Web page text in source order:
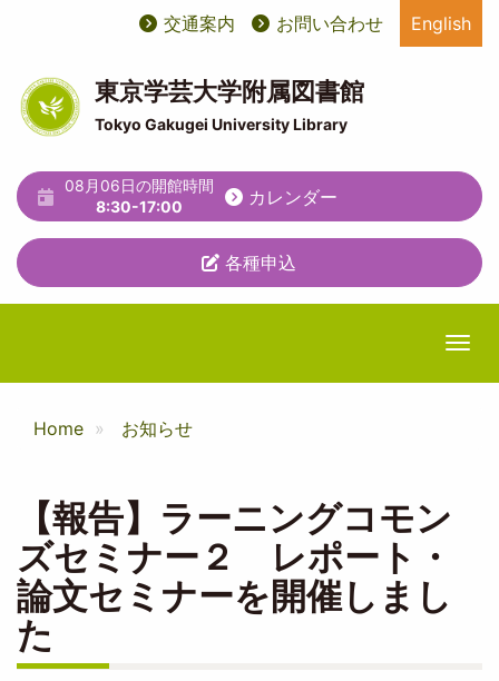
ツ
に
動
User
account
menu
ユ
ー
テ
ィ
リ
テ
ィ
メ
ュ
ー
交通案内 お問い合わせ English
東京学芸大学附属図書館
Tokyo Gakugei University Library
08月06日の開館時間
8:30-17:00
カレンダー
各種申込
Home お知らせ
【報告】ラーニングコモン
ズセミナー２ レポート・
論文セミナーを開催しまし
た